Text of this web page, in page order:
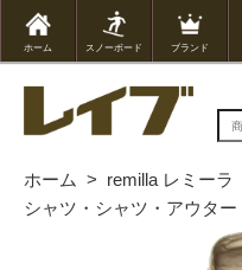
ホーム スノーボード ブランド
ホーム > remilla レミーラ
シャツ・シャツ・アウター